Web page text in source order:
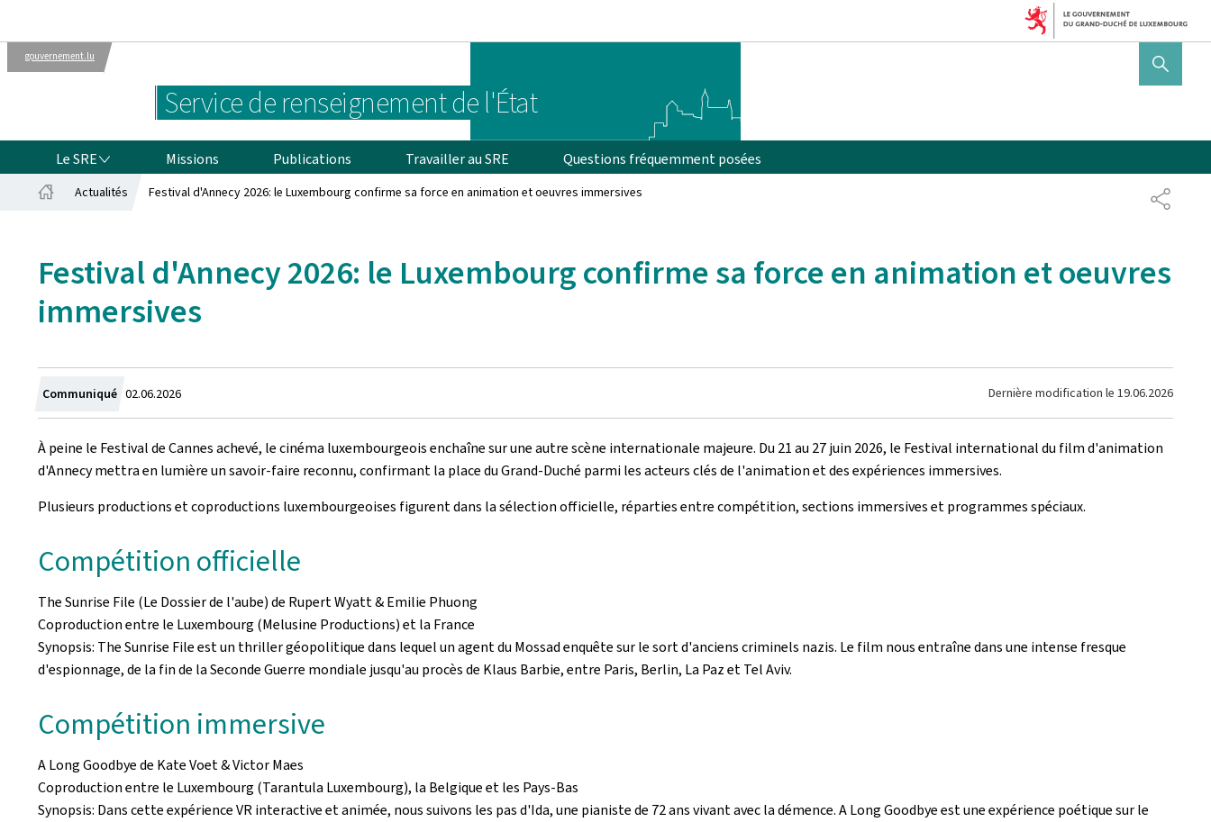
gouvernement.lu
Service de renseignement de l'État
AFFICHER / MASQUER
Le SRE Missions Publications Travailler au SRE
Questions fréquemment posées
Actualités Festival d'Annecy 2026: le Luxembourg confirme sa force en animation et oeuvres immersives
Festival d'Annecy 2026: le Luxembourg confirme sa force en animation et oeuvres
immersives
Communiqué Crée
le
02.06.2026 Dernière modification le 19.06.2026
À peine le Festival de Cannes achevé, le cinéma luxembourgeois enchaîne sur une autre scène internationale majeure. Du 21 au 27 juin 2026, le Festival international du film d'animation
d'Annecy mettra en lumière un savoir-faire reconnu, confirmant la place du Grand-Duché parmi les acteurs clés de l'animation et des expériences immersives.
Plusieurs productions et coproductions luxembourgeoises figurent dans la sélection officielle, réparties entre compétition, sections immersives et programmes spéciaux.
Compétition officielle
The Sunrise File (Le Dossier de l'aube) de Rupert Wyatt & Emilie Phuong
Coproduction entre le Luxembourg (Melusine Productions) et la France
Synopsis: The Sunrise Fileest un thriller géopolitique dans lequel un agent du Mossad enquête sur le sort d'anciens criminels nazis. Le film nous entraîne dans une intense fresque
d'espionnage, de la fin de la Seconde Guerre mondiale jusqu'au procès de Klaus Barbie, entre Paris, Berlin, La Paz et Tel Aviv.
Compétition immersive
A Long Goodbyede Kate Voet & Victor Maes
Coproduction entre le Luxembourg (Tarantula Luxembourg), la Belgique et les Pays-Bas
Synopsis: Dans cette expérience VR interactive et animée, nous suivons les pas d'Ida, une pianiste de 72 ans vivant avec la démence.A Long Goodbyeest une expérience poétique sur le